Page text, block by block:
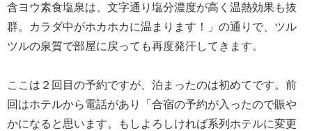
含ヨウ素食塩泉は、文字通り塩分濃度が高く温熱効果も抜
群。カラダ中がホカホカに温まります！」の通りで、ツル
ツルの泉質で部屋に戻っても再度発汗してきます。
ここは２回目の予約ですが、泊まったのは初めてです。前
回はホテルから電話があり「合宿の予約が入ったので賑や
かになると思います。もしよろしければ系列ホテルに変更